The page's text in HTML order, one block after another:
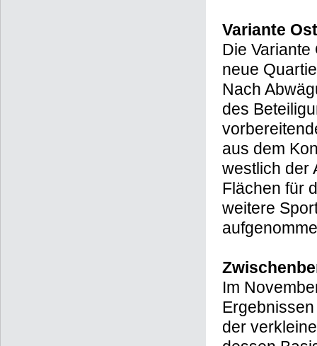
Variante Ost
Die
neue
Nach
des
aus dem
westlich der
Flächen für
weitere
Im
der